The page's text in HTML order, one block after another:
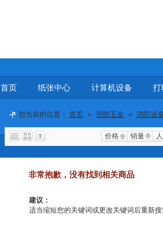
首页 纸张中心 计算机设备 打
您当前的位置： 首页 » 劳防五金 » 消防设
价格 销量
非常抱歉，没有找到相关商品
建议：
适当缩短您的关键词或更改关键词后重新搜